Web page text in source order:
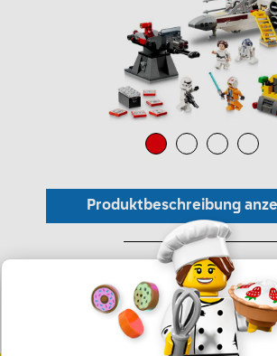
Produktbeschreibung
*Unverbindliche
Die Preisgestaltung liegt im alleinigen